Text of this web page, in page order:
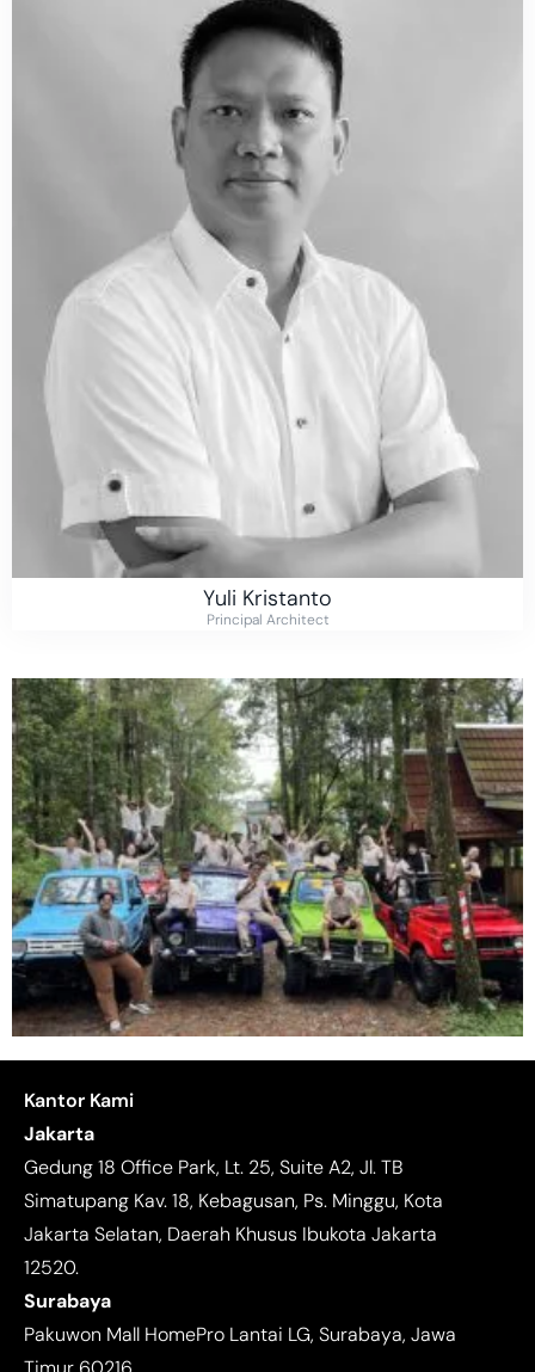
Yuli Kristanto
Principal Architect
Kantor Kami
Jakarta
Gedung 18 Office Park, Lt. 25, Suite A2, Jl. TB
Simatupang Kav. 18, Kebagusan, Ps. Minggu, Kota
Jakarta Selatan, Daerah Khusus Ibukota Jakarta
12520.
Surabaya
Pakuwon Mall HomePro Lantai LG, Surabaya, Jawa